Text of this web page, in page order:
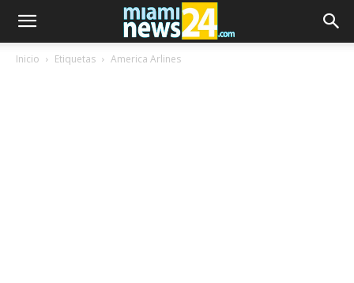
Inicio Etiquetas America Arlines